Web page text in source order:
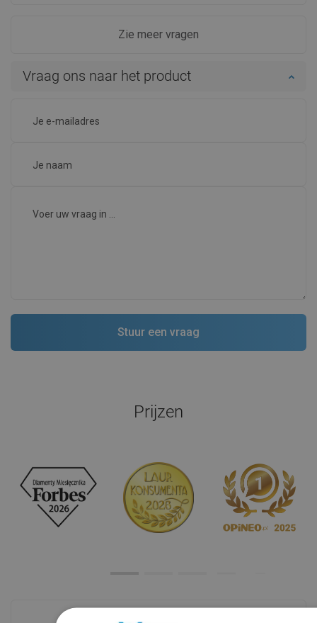
Zie meer vragen
Vraag ons naar het product
Prijzen
Zie alles